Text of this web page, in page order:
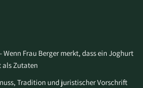
Wenn Frau Berger merkt, dass ein Joghurt
als Zutaten
Tradition und juristischer Vorschrift